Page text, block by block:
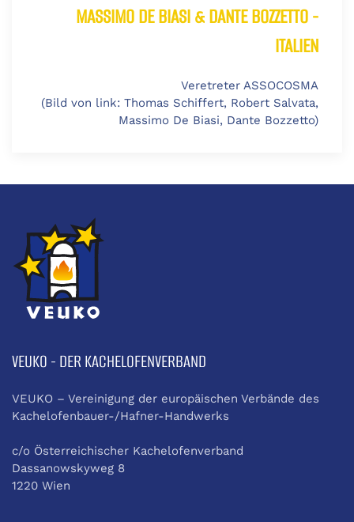
MASSIMO DE BIASI & DANTE BOZZETTO -
ITALIEN
Veretreter ASSOCOSMA
(Bild von link: Thomas Schiffert, Robert Salvata,
Massimo De Biasi, Dante Bozzetto)
VEUKO - DER KACHELOFENVERBAND
VEUKO – Vereinigung der europäischen Verbände des
Kachelofenbauer-/Hafner-Handwerks
c/o Österreichischer Kachelofenverband
Dassanowskyweg 8
1220 Wien